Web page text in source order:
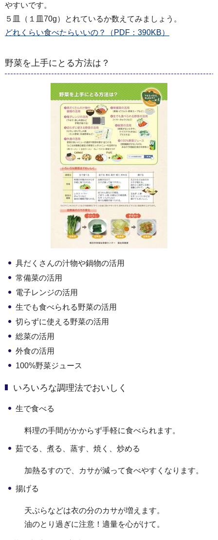
やすいです。
５皿（１皿70g）とれているか数えてみましょう。
どれくらい食べたらいいの？（PDF：390KB）
野菜を上手にとる方法は？
具だくさんの汁物や鍋物の活用
常備菜の活用
電子レンジの活用
生でも食べられる野菜の活用
切らずに使える野菜の活用
総菜の活用
外食の活用
100%野菜ジュース
いろいろな調理法でおいしく
生で食べる
料理の手間がかからず手軽に食べられます。
茹でる、煮る、蒸す、焼く、炒める
加熱るすので、カサが減って食べやすくなります。
揚げる
天ぷらなどは衣の分のカサが増えます。
油のとり過ぎに注意！適量を心がけて。